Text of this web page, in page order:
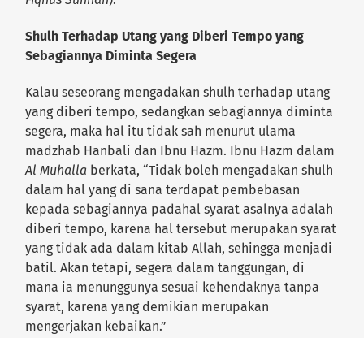
Shulh Terhadap Utang yang Diberi Tempo yang
Sebagiannya Diminta Segera
Kalau seseorang mengadakan shulh terhadap utang
yang diberi tempo, sedangkan sebagiannya diminta
segera, maka hal itu tidak sah menurut ulama
madzhab Hanbali dan Ibnu Hazm. Ibnu Hazm dalam
Al Muhalla berkata, “Tidak boleh mengadakan shulh
dalam hal yang di sana terdapat pembebasan
kepada sebagiannya padahal syarat asalnya adalah
diberi tempo, karena hal tersebut merupakan syarat
yang tidak ada dalam kitab Allah, sehingga menjadi
batil. Akan tetapi, segera dalam tanggungan, di
mana ia menunggunya sesuai kehendaknya tanpa
syarat, karena yang demikian merupakan
mengerjakan kebaikan.”